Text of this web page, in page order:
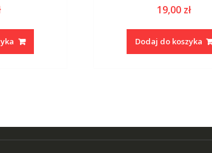
19,00 zł
Dodaj do koszyka